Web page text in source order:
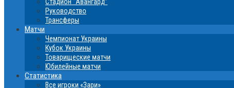
Руководство
Трансферы
Матчи
Чемпионат Украины
Кубок Украины
Товарищеские матчи
Юбилейные матчи
Статистика
Все игроки «Зари»